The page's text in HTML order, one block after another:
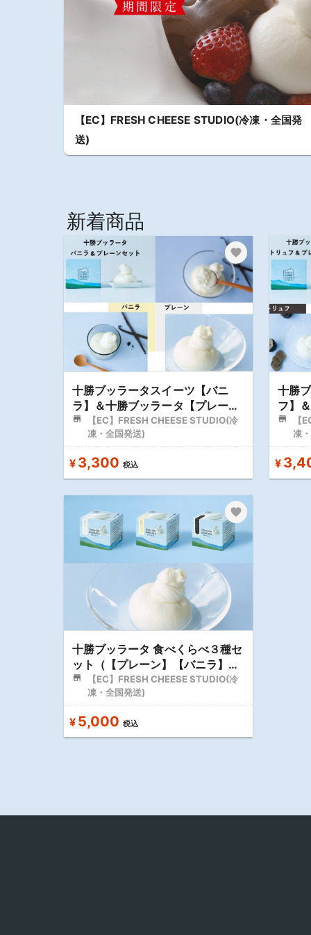
【EC】FRESH CHEESE STUDIO(冷凍・全国発
送)
新着商品
十勝ブッラータスイーツ【バニ
ラ】＆十勝ブッラータ【プレー
ン】 セット
【EC】FRESH CHEESE STUDIO(冷
凍・全国発送)
¥ 3,300 税込
十勝
フ】
ン】【
凍
¥
十勝ブッラータ 食べくらべ３種セ
ット（【プレーン】【バニラ】
【トリュフ】）
【EC】FRESH CHEESE STUDIO(冷
凍・全国発送)
¥ 5,000 税込